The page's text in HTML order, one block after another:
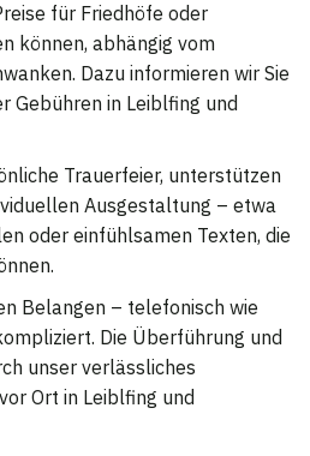
für Friedhöfe oder
können, abhängig vom
Dazu informieren wir Sie
Gebühren in Leiblfing und
Trauerfeier, unterstützen
Ausgestaltung – etwa
oder einfühlsamen Texten, die
Belangen – telefonisch wie
Die Überführung und
unser verlässliches
Ort in Leiblfing und